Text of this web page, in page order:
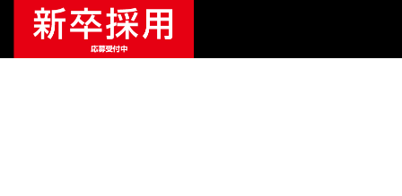
販売価格¥64,900（税込）